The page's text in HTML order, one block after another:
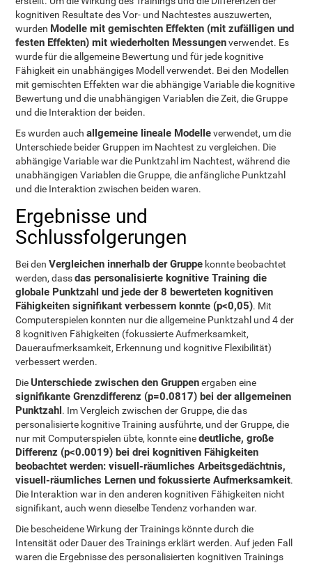
kognitiven Resultate des Vor- und Nachtestes auszuwerten,
wurden Modelle mit gemischten Effekten (mit zufälligen und
festen Effekten) mit wiederholten Messungenverwendet. Es
wurde für die allgemeine Bewertung und für jede kognitive
Fähigkeit ein unabhängiges Modell verwendet. Bei den Modellen
mit gemischten Effekten war die abhängige Variable die kognitive
Bewertung und die unabhängigen Variablen die Zeit, die Gruppe
und die Interaktion der beiden.
Es wurden auchallgemeine lineale Modelleverwendet, um die
Unterschiede beider Gruppen im Nachtest zu vergleichen. Die
abhängige Variable war die Punktzahl im Nachtest, während die
unabhängigen Variablen die Gruppe, die anfängliche Punktzahl
und die Interaktion zwischen beiden waren.
Ergebnisse und
Schlussfolgerungen
Bei denVergleichen innerhalb der Gruppe konnte beobachtet
werden, dassdas personalisierte kognitive Training die
globale Punktzahl und jede der 8 bewerteten kognitiven
Fähigkeiten signifikant verbessern konnte (p<0,05). Mit
Computerspielen konnten nur die allgemeine Punktzahl und 4 der
8 kognitiven Fähigkeiten (fokussierte Aufmerksamkeit,
Daueraufmerksamkeit, Erkennung und kognitive Flexibilität)
verbessert werden.
DieUnterschiede zwischen den Gruppenergaben eine
signifikante Grenzdifferenz (p=0.0817) bei der allgemeinen
Punktzahl. Im Vergleich zwischen der Gruppe, die das
personalisierte kognitive Training ausführte, und der Gruppe, die
nur mit Computerspielen übte, konnte einedeutliche, große
Differenz (p<0.0019) bei drei kognitiven Fähigkeiten
beobachtet werden: visuell-räumliches Arbeitsgedächtnis,
visuell-räumliches Lernen und fokussierte Aufmerksamkeit.
Die Interaktion war in den anderen kognitiven Fähigkeiten nicht
signifikant, auch wenn dieselbe Tendenz vorhanden war.
Die bescheidene Wirkung der Trainings könnte durch die
Intensität oder Dauer des Trainings erklärt werden. Auf jeden Fall
waren die Ergebnisse des personalisierten kognitiven Trainings